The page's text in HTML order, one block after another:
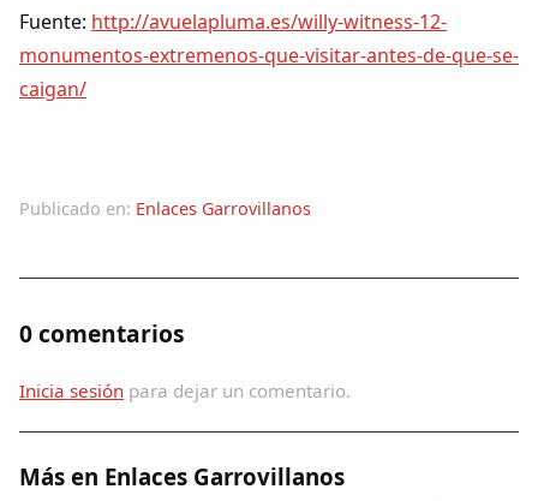
Fuente: http://avuelapluma.es/willy-witness-12-
monumentos-extremenos-que-visitar-antes-de-que-se-
caigan/
Publicado en: Enlaces Garrovillanos
0 comentarios
Inicia sesión para dejar un comentario.
Más en Enlaces Garrovillanos